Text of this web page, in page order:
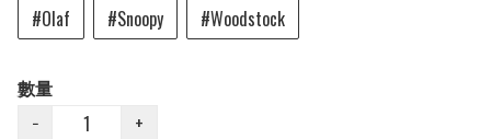
#Olaf
#Snoopy #Woodstock
數量
−
+